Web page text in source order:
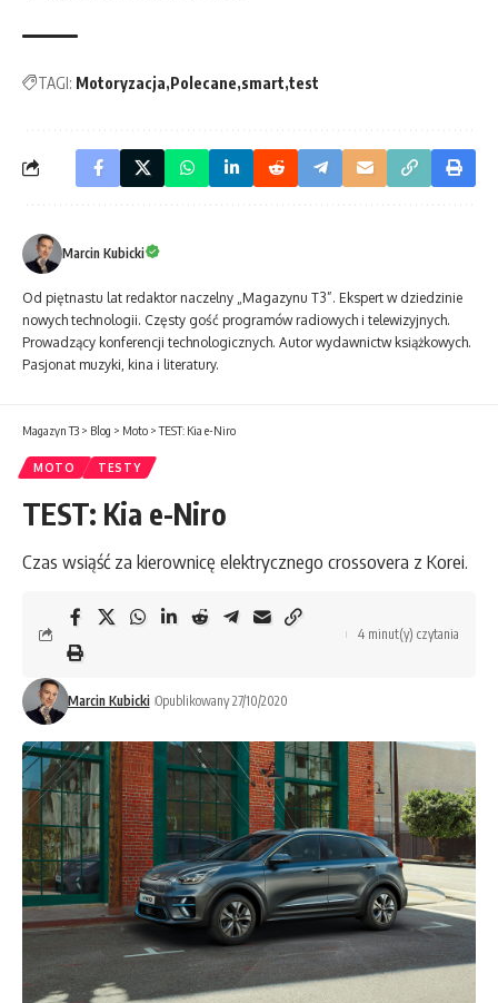
TAGI: Motoryzacja Polecane smart test
Marcin Kubicki
Od piętnastu lat redaktor naczelny „Magazynu T3”. Ekspert w dziedzinie
nowych technologii. Częsty gość programów radiowych i telewizyjnych.
Prowadzący konferencji technologicznych. Autor wydawnictw książkowych.
Pasjonat muzyki, kina i literatury.
Magazyn T3 > Blog > Moto >TEST: Kia e-Niro
MOTO TESTY
TEST: Kia e-Niro
Czas wsiąść za kierownicę elektrycznego crossovera z Korei.
Marcin Kubicki Opublikowany 27/10/2020
4 minut(y) czytania